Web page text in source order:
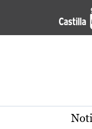
Pasar al contenido
Actualidad